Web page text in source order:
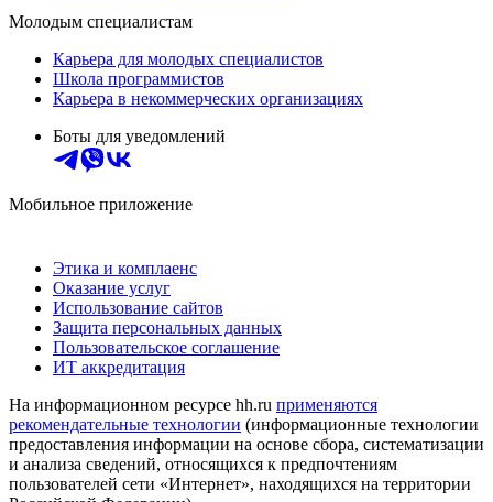
Молодым специалистам
Карьера для молодых специалистов
Школа программистов
Карьера в некоммерческих организациях
Боты для уведомлений
Мобильное приложение
Этика и комплаенс
Оказание услуг
Использование сайтов
Защита персональных данных
Пользовательское соглашение
ИТ аккредитация
На информационном ресурсе hh.ru применяются
рекомендательные технологии (информационные технологии
предоставления информации на основе сбора, систематизации
и анализа сведений, относящихся к предпочтениям
пользователей сети «Интернет», находящихся на территории